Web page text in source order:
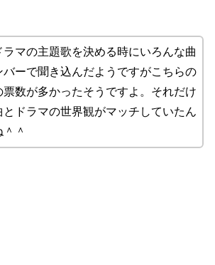
ラマの主題歌を決める時にいろんな曲
バーで聞き込んだようですがこちらの
票数が多かったそうですよ。それだけ
とドラマの世界観がマッチしていたん
＾